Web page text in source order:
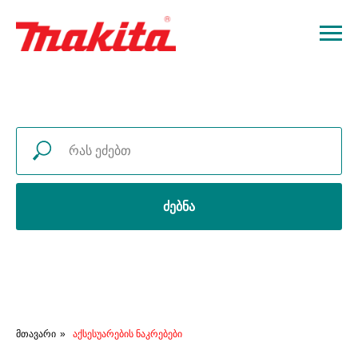
ძებნა
მთავარი » აქსესუარების ნაკრებები